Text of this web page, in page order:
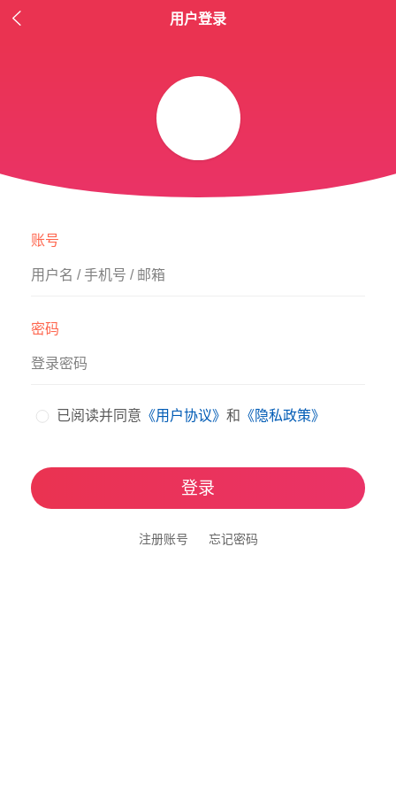
 用户登录
账号
用户名 / 手机号 / 邮箱
密码
登录密码
已阅读并同意 《用户协议》 和 《隐私政策》
登录
注册账号 忘记密码